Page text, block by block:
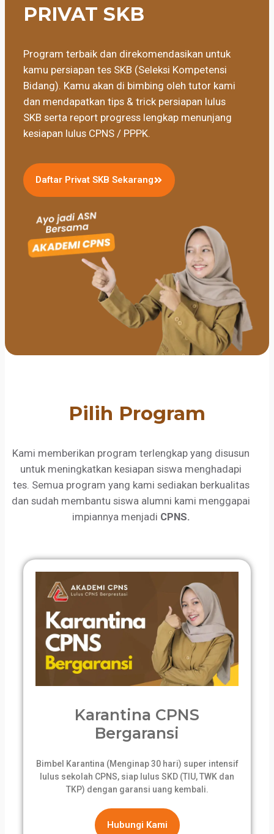
PRIVAT SKB
Program terbaik dan direkomendasikan untuk
kamu persiapan tes SKB (Seleksi Kompetensi
Bidang). Kamu akan di bimbing oleh tutor kami
dan mendapatkan tips & trick persiapan lulus
SKB serta report progress lengkap menunjang
kesiapan lulus CPNS / PPPK.
Daftar Privat SKB Sekarang
Pilih Program
Kami memberikan program terlengkap yang disusun
untuk meningkatkan kesiapan siswa menghadapi
tes. Semua program yang kami sediakan berkualitas
dan sudah membantu siswa alumni kami menggapai
impiannya menjadi CPNS.
Karantina CPNS
Bergaransi
Bimbel Karantina (Menginap 30 hari) super intensif
lulus sekolah CPNS, siap lulus SKD (TIU, TWK dan
TKP) dengan garansi uang kembali.
Hubungi Kami